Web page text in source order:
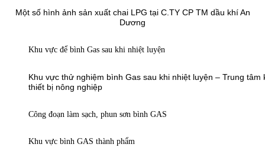
Một số hình ảnh sản xuất chai LPG tại C.TY CP TM dầu khí An
Dương
Khu vực để bình Gas sau khi nhiệt luyện
Khu vực thử nghiệm bình Gas sau khi nhiệt luyện – Trung tâm
thiết bị nông nghiệp
Công đoạn làm sạch, phun sơn bình GAS
Khu vực bình GAS thành phẩm